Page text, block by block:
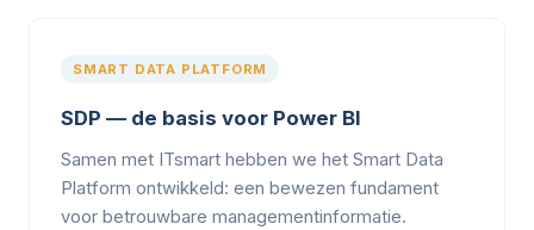
SMART DATA PLATFORM
SDP — de basis voor Power BI
Samen met ITsmart hebben we het Smart Data
Platform ontwikkeld: een bewezen fundament
voor betrouwbare managementinformatie.